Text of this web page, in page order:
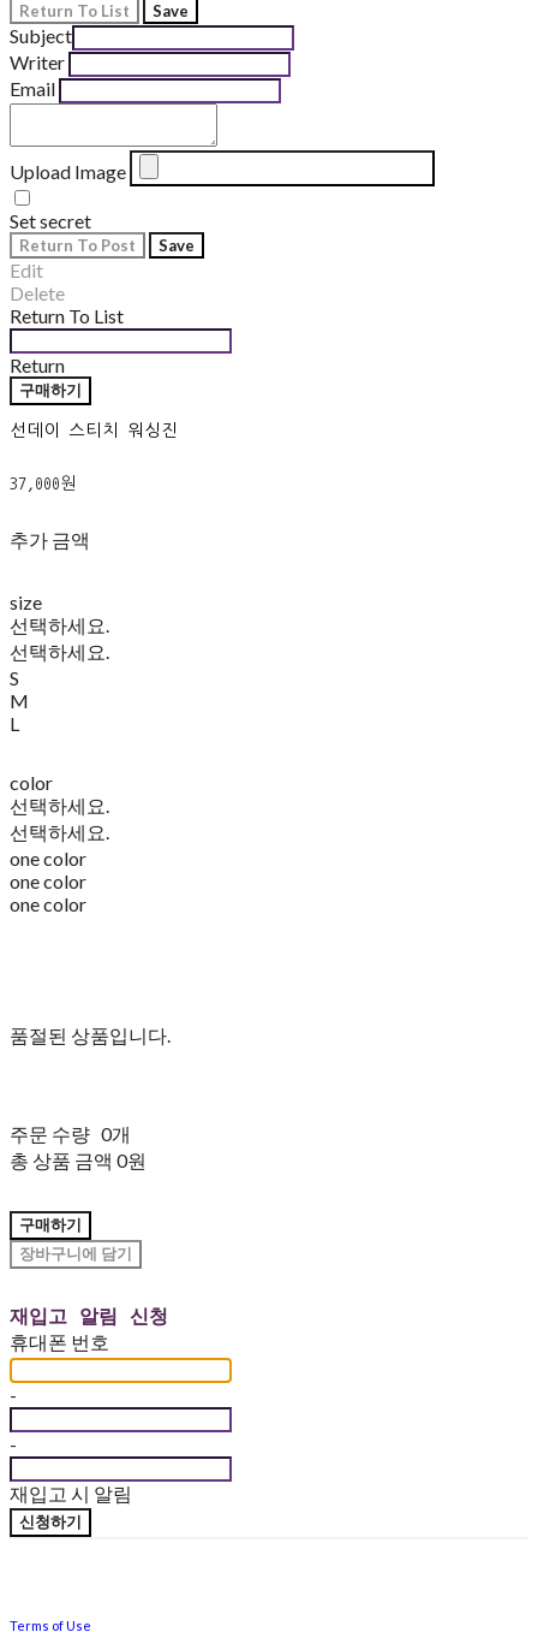
Return To List Save
Subject
Writer
Email
Upload Image
Set secret
Return To Post Save
Edit
Delete
Return To List
Return
구매하기
선데이 스티치 워싱진
37,000원
추가 금액
size
선택하세요.
선택하세요.
S
M
L
color
선택하세요.
선택하세요.
one color
one color
one color
품절된 상품입니다.
주문 수량 0개
총 상품 금액 0원
구매하기
장바구니에 담기
재입고 알림 신청
휴대폰 번호
-
-
재입고 시 알림
신청하기
Terms of Use